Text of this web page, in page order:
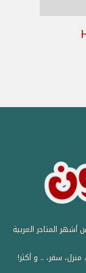
المتاجر العربية
منزل، سفر، .. و أكثر!